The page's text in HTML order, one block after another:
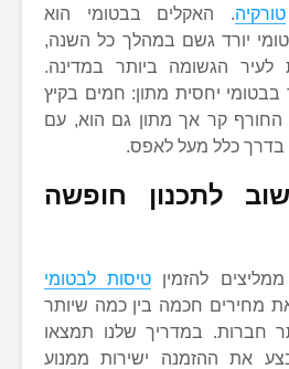
טורקיה. האקלים בבטומי הוא
יורד גשם במהלך כל השנה,
הגשומה ביותר במדינה.
בבטומי יחסית מתון: חמים בקיץ
קר אך מתון גם הוא, עם
כלל מעל לאפס.
לתכנון חופשה
להזמין טיסות לבטומי
מחירים חכמה בין כמה שיותר
חברות. במדריך שלנו תמצאו
את ההזמנה ישירות ממנוע